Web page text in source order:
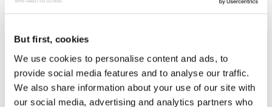
But first, cookies
We use cookies to personalise content and ads, to
provide social media features and to analyse our traffic.
We also share information about your use of our site with
our social media, advertising and analytics partners who